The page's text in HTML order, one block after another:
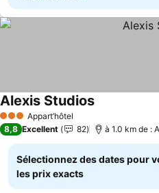
3 ÉtoilesAppart’hôtel
Alexis StudiosConsulter
8,8 Excellent 82 à 1.0 km de :
Sélectionnez des dates pour
les prix exacts